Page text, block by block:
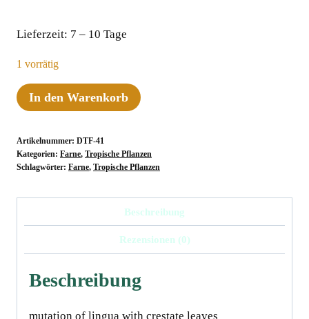
Lieferzeit: 7 – 10 Tage
1 vorrätig
Pyrrosia
lingua
obake
(Crestate
Menge
In den Warenkorb
Artikelnummer: DTF-41
Kategorien: Farne, Tropische Pflanzen
Schlagwörter: Farne, Tropische Pflanzen
Beschreibung
Rezensionen (0)
Beschreibung
mutation of lingua with crestate leaves